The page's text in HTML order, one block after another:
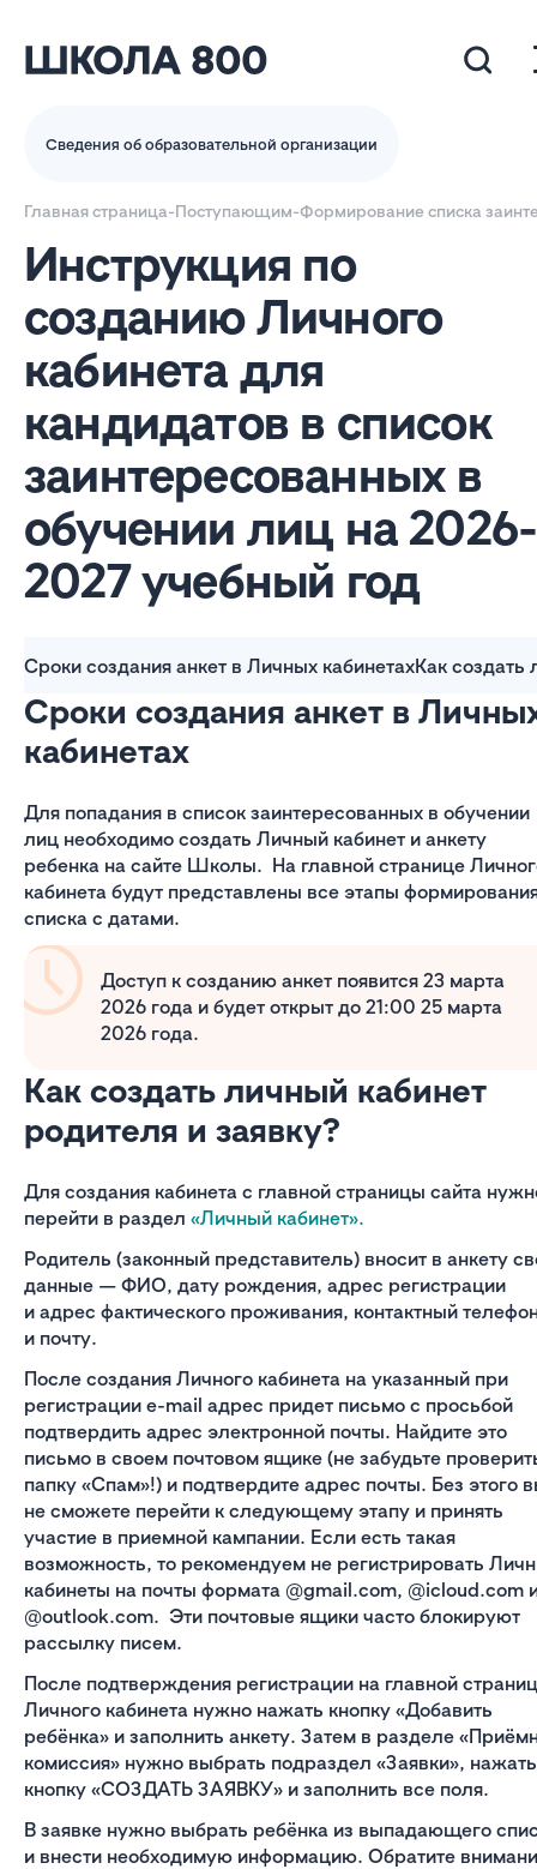
Сведения об образовательной организации
Главная страница-Поступающим-Формирование списка
Инструкция по
созданию Личного
кабинета для
кандидатов в список
заинтересованных в
обучении лиц на 2026-
2027 учебный год
Сроки создания анкет в Личных кабинетахКак создать
Сроки создания анкет в
кабинетах
Для попадания в список заинтересованных в обучении
лиц необходимо создать Личный кабинет и анкету
ребенка на сайте Школы. На главной странице
кабинета будут представлены все этапы
списка с датами.
Доступ к созданию анкет появится 23 марта
2026 года и будет открыт до 21:00 25 марта
2026 года.
Как создать личный кабинет
родителя и заявку?
Для создания кабинета с главной страницы сайта
перейти в раздел «Личный кабинет».
Родитель (законный представитель) вносит в анкету
данные — ФИО, дату рождения, адрес регистрации
и адрес фактического проживания, контактный
и почту.
После создания Личного кабинета на указанный при
регистрации e-mail адрес придет письмо с просьбой
подтвердить адрес электронной почты. Найдите это
письмо в своем почтовом ящике (не забудьте
папку «Спам»!) и подтвердите адрес почты. Без этого
не сможете перейти к следующему этапу и принять
участие в приемной кампании. Если есть такая
возможность, то рекомендуем не регистрировать
кабинеты на почты формата @gmail.com, @icloud.com
@outlook.com. Эти почтовые ящики часто блокируют
рассылку писем.
После подтверждения регистрации на главной
Личного кабинета нужно нажать кнопку «Добавить
ребёнка» и заполнить анкету. Затем в разделе
комиссия» нужно выбрать подраздел «Заявки», нажать
кнопку «СОЗДАТЬ ЗАЯВКУ» и заполнить все поля.
В заявке нужно выбрать ребёнка из выпадающего
и внести необходимую информацию. Обратите